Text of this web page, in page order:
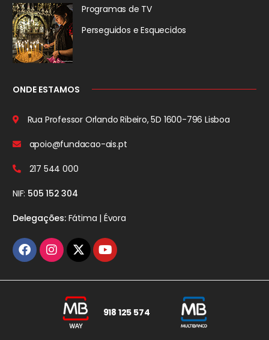
Programas de TV
Perseguidos e Esquecidos
ONDE ESTAMOS
Rua Professor Orlando Ribeiro, 5D 1600-796 Lisboa
apoio@fundacao-ais.pt
217 544 000
NIF: 505 152 304
Delegações:Fátima | Évora
918 125 574